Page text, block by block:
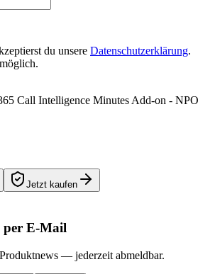
du unsere Datenschutzerklärung.
Call Intelligence Minutes Add-on - NPO
Jetzt kaufen
per E-Mail
— jederzeit abmeldbar.